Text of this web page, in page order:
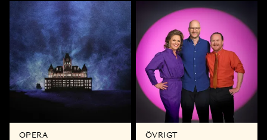
OPERA ÖVRIGT